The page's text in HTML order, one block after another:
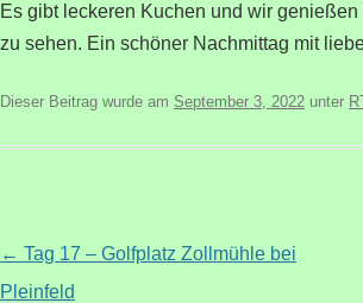
Es gibt leckeren Kuchen und wir
zu sehen. Ein schöner Nachmittag mit
Dieser Beitrag wurde am September 3, 2022 unter
Beitragsnavigation
← Tag 17 – Golfplatz Zollmühle bei
Pleinfeld